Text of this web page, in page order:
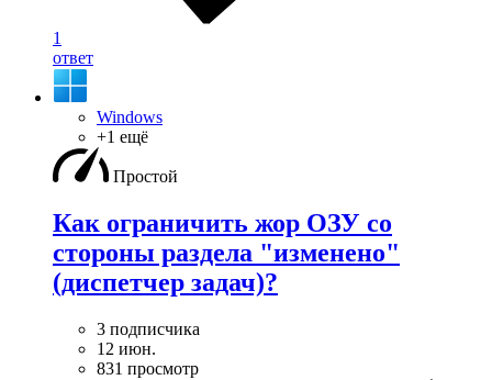
1
ответ
Windows
+1 ещё
Простой
Как ограничить жор ОЗУ со
стороны раздела "изменено"
(диспетчер задач)?
3 подписчика
12 июн.
831 просмотр